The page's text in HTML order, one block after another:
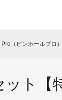
（ピンホールプロ）
ト【